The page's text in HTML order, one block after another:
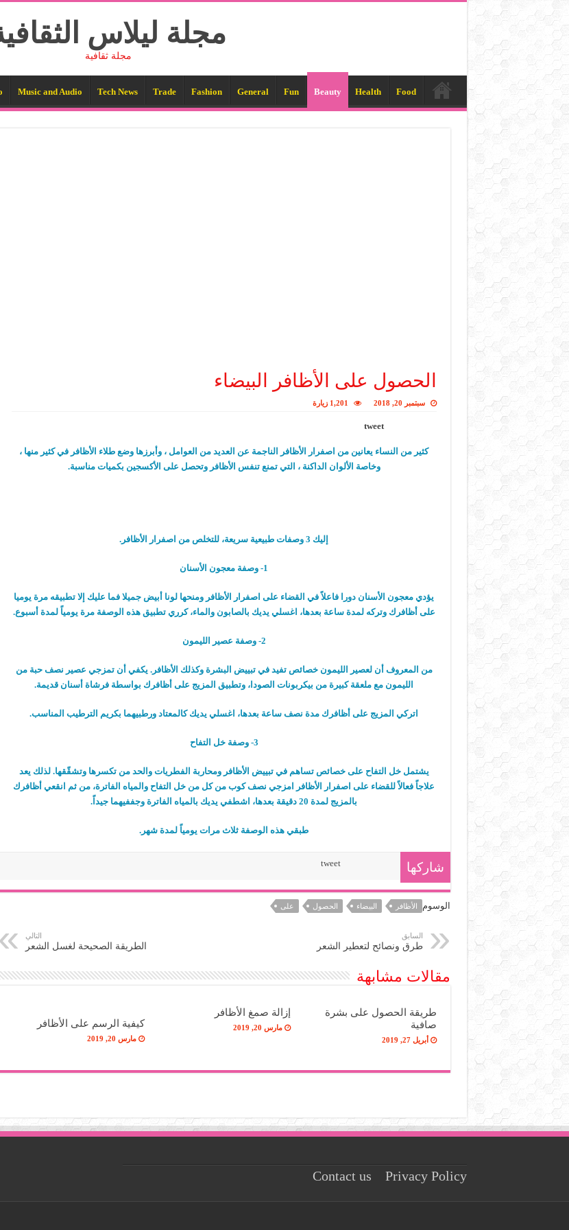
مجلة ليلاس
مجلة ثقافية
Food
Health
Beauty
Fun
General
Fashion
Trade
Tech News
Music and Audio
الحصول على الأظافر البيضاء
سبتمبر 20, 2018 1,201 زيارة
tweet
كثير من النساء يعانين من اصفرار الأظافر الناجمة عن العديد من العوامل ، وأبرزها وضع طلاء الأظافر في كثير منها ،
وخاصة الألوان الداكنة ، التي تمنع تنفس الأظافر وتحصل على الأكسجين بكميات مناسبة.
إليك 3 وصفات طبيعية سريعة، للتخلص من اصفرار الأظافر.
1- وصفة معجون الأسنان
يؤدي معجون الأسنان دورا فاعلاً في القضاء على اصفرار الأظافر ومنحها لونا أبيض جميلا فما عليك إلا تطبيقه مرة يوميا
على أظافرك وتركه لمدة ساعة بعدها، اغسلي يديك بالصابون والماء، كرري تطبيق هذه الوصفة مرة يومياً لمدة أسبوع.
2- وصفة عصير الليمون
من المعروف أن لعصير الليمون خصائص تفيد في تبييض البشرة وكذلك الأظافر. يكفي أن تمزجي عصير نصف حبة من
الليمون مع ملعقة كبيرة من بيكربونات الصودا، وتطبيق المزيج على أظافرك بواسطة فرشاة أسنان قديمة.
اتركي المزيج على أظافرك مدة نصف ساعة بعدها، اغسلي يديك كالمعتاد ورطبيهما بكريم الترطيب المناسب.
3- وصفة خل التفاح
يشتمل خل التفاح على خصائص تساهم في تبييض الأظافر ومحاربة الفطريات والحد من تكسرها وتشقّقها. لذلك يعد
علاجاً فعالاً للقضاء على اصفرار الأظافر امزجي نصف كوب من كل من خل التفاح والمياه الفاترة، من ثم انقعي أظافرك
بالمزيج لمدة 20 دقيقة بعدها، اشطفي يديك بالمياه الفاترة وجففيهما جيداً.
طبقي هذه الوصفة ثلاث مرات يومياً لمدة شهر.
شاركها tweet
الوسوم الأظافر البيضاء الحصول على
السابق
طرق ونصائح لتعطير الشعر
التالي
الطريقة الصحيحة لغسل الشعر
مقالات مشابهة
طريقة الحصول على بشرة
صافية
أبريل 27, 2019
إزالة صمغ الأظافر
مارس 20, 2019 كيفية الرسم على الأظافر
مارس 20, 2019
Contact us Privacy Policy